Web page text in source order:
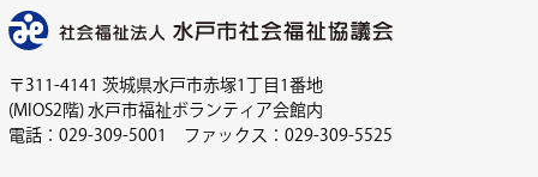
〒311-4141 茨城県水戸市赤塚1丁目1番地
(MIOS2階) 水戸市福祉ボランティア会館内
電話：029-309-5001 ファックス：029-309-5525